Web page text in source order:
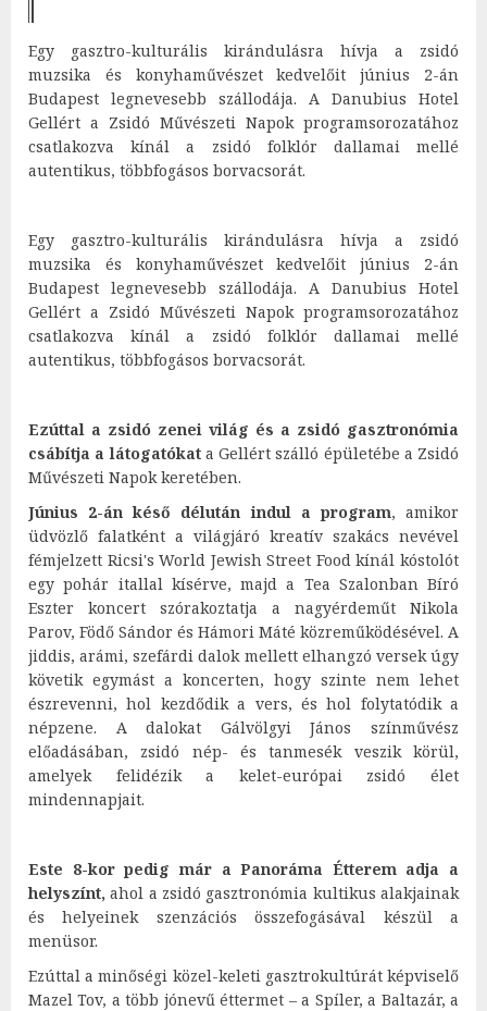
Egy gasztro-kulturális kirándulásra hívja a zsidó
muzsika és konyhaművészet kedvelőit június 2-án
Budapest legnevesebb szállodája. A Danubius Hotel
Gellért a Zsidó Művészeti Napok programsorozatához
csatlakozva kínál a zsidó folklór dallamai mellé
autentikus, többfogásos borvacsorát.
Egy gasztro-kulturális kirándulásra hívja a zsidó
muzsika és konyhaművészet kedvelőit június 2-án
Budapest legnevesebb szállodája. A Danubius Hotel
Gellért a Zsidó Művészeti Napok programsorozatához
csatlakozva kínál a zsidó folklór dallamai mellé
autentikus, többfogásos borvacsorát.
Ezúttal a zsidó zenei világ és a zsidó gasztronómia
csábítja a látogatókata Gellért szálló épületébe a Zsidó
Művészeti Napok keretében.
Június 2-án késő délután indul a program, amikor
üdvözlő falatként a világjáró kreatív szakács nevével
fémjelzett Ricsi's World Jewish Street Food kínál kóstolót
egy pohár itallal kísérve, majd a Tea Szalonban Bíró
Eszter koncert szórakoztatja a nagyérdeműt Nikola
Parov, Födő Sándor és Hámori Máté közreműködésével. A
jiddis, arámi, szefárdi dalok mellett elhangzó versek úgy
követik egymást a koncerten, hogy szinte nem lehet
észrevenni, hol kezdődik a vers, és hol folytatódik a
népzene. A dalokat Gálvölgyi János színművész
előadásában, zsidó nép- és tanmesék veszik körül,
amelyek felidézik a kelet-európai zsidó élet
mindennapjait.
Este 8-kor pedig már a Panoráma Étterem adja a
helyszínt, ahol a zsidó gasztronómia kultikus alakjainak
és helyeinek szenzációs összefogásával készül a
menüsor.
Ezúttal a minőségi közel-keleti gasztrokultúrát képviselő
Mazel Tov, a több jónevű éttermet – a Spíler, a Baltazár, a